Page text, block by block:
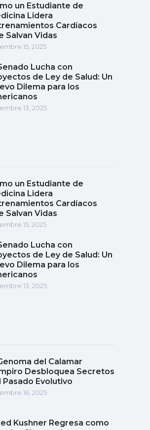
un Estudiante de
Lidera
Cardíacos
Salvan Vidas
15, 2025
Lucha con
de Ley de Salud: Un
Dilema para los
13, 2025
un Estudiante de
Lidera
Cardíacos
Salvan Vidas
15, 2025
Lucha con
de Ley de Salud: Un
Dilema para los
13, 2025
del Calamar
Desbloquea Secretos
Pasado Evolutivo
16, 2025
Kushner Regresa como